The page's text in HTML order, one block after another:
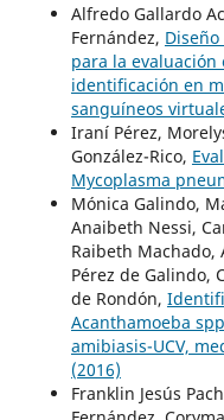
Alfredo Gallardo
Fernández,
para la
identificación en
sanguíneos
Iraní Pérez,
González-Rico,
Mycoplasma
Mónica Galindo,
Anaibeth Nessi,
Raibeth
Pérez de Galindo,
de Rondón,
Acanthamoeba
amibiasis-UCV,
(2016)
Franklin Jesús